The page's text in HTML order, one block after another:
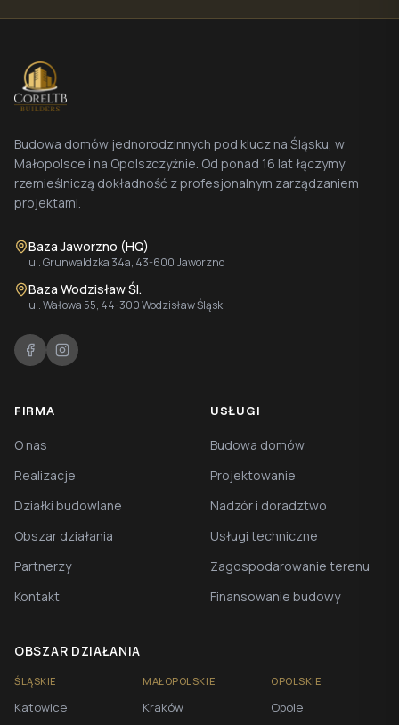
Budowa domów jednorodzinnych pod klucz na Śląsku, w
Małopolsce i na Opolszczyźnie. Od ponad 16 lat łączymy
rzemieślniczą dokładność z profesjonalnym zarządzaniem
projektami.
Baza Jaworzno (HQ)
ul. Grunwaldzka 34a, 43-600 Jaworzno
Baza Wodzisław Śl.
ul. Wałowa 55, 44-300 Wodzisław Śląski
FIRMA
O nas
Realizacje
Działki budowlane
Obszar działania
Partnerzy
Kontakt
USŁUGI
Budowa domów
Projektowanie
Nadzór i doradztwo
Usługi techniczne
Zagospodarowanie terenu
Finansowanie budowy
OBSZAR DZIAŁANIA
ŚLĄSKIE
Katowice
MAŁOPOLSKIE
Kraków
OPOLSKIE
Opole